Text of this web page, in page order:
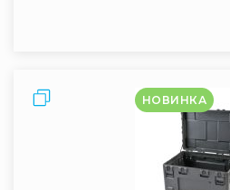
Запасні
частини
Різне
Ротоформовані
Порівняти НОВИНКА